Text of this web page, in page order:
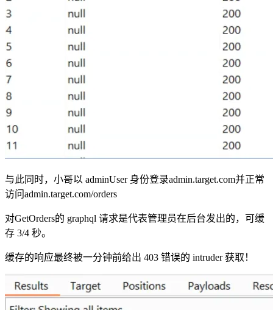
与此同时，小哥以 adminUser 身份登录admin.target.com并正常
访问admin.target.com/orders
对GetOrders的 graphql 请求是代表管理员在后台发出的，可缓
存 3/4 秒。
缓存的响应最终被一分钟前给出 403 错误的 intruder 获取！